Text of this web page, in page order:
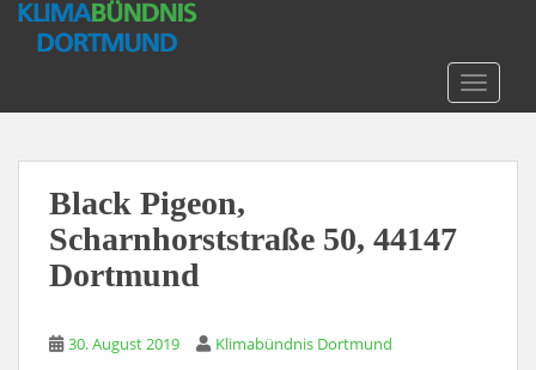
Black Pigeon,
Scharnhorststraße 50, 44147
Dortmund
30. August 2019 Klimabündnis Dortmund